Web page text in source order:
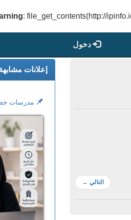
: file_get_contents(http://
دخول
التالي ←
إعلانات
مدرسات